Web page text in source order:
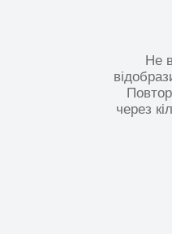
Не
через